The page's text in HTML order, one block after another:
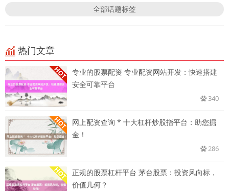
全部话题标签
热门文章
专业的股票配资 专业配资网站开发：快速搭建
安全可靠平台
340
网上配资查询 * 十大杠杆炒股指平台：助您掘
金！
286
正规的股票杠杆平台 茅台股票：投资风向标，
价值几何？